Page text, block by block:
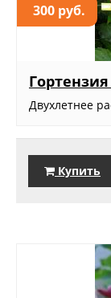
300 руб.
Двухлетнее
Купить